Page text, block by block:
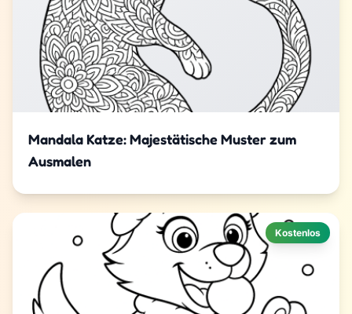
Mandala Katze: Majestätische Muster zum
Ausmalen
Kostenlos